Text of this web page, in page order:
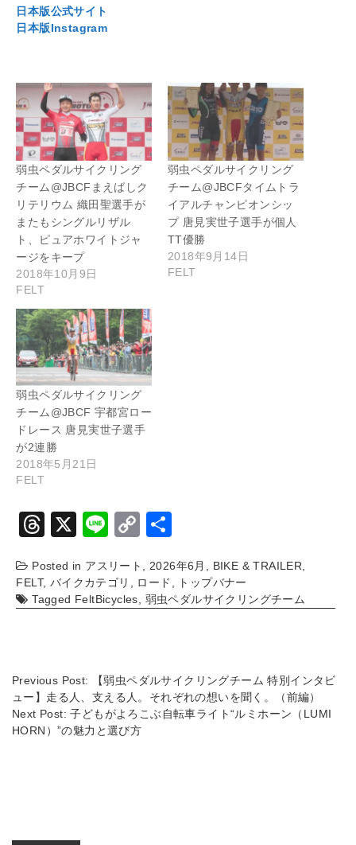
日本版公式サイト
日本版Instagram
弱虫ペダルサイクリング
チーム@JBCFまえばしク
リテリウム 織田聖選手が
またもシングルリザル
ト、ピュアホワイトジャ
ージをキープ
2018年10月9日
FELT
弱虫ペダルサイクリング
チーム@JBCFタイムトラ
イアルチャンピオンシッ
プ 唐見実世子選手が個人
TT優勝
2018年9月14日
FELT
弱虫ペダルサイクリング
チーム@JBCF 宇都宮ロー
ドレース 唐見実世子選手
が2連勝
2018年5月21日
FELT
T
e
a
X
Li
e
C
p
y
k
Posted in アスリート 2026年6月 BIKE & TRAILER
FELT, バイクカテゴリ ロード
トップバナー
Tagged FeltBicycles 弱虫ペダルサイクリングチーム
Previous Post:
【弱虫ペダルサイクリングチーム 特別インタビ
ュー】走る人、支える人。それぞれの想いを聞く。（前編）
Next Post:子どもがよろこぶ自転車ライト“ルミホーン（LUMI
HORN）”の魅力と選び方